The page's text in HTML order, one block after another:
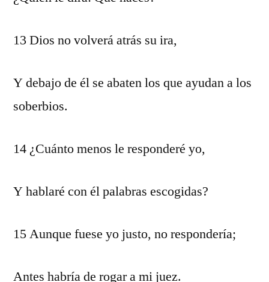
13 Dios no volverá atrás su ira,
Y debajo de él se abaten los que ayudan a los
soberbios.
14 ¿Cuánto menos le responderé yo,
Y hablaré con él palabras escogidas?
15 Aunque fuese yo justo, no respondería;
Antes habría de rogar a mi juez.